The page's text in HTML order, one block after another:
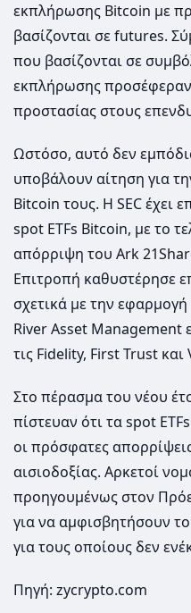
εκπλήρωσης Bitcoin με
βασίζονται σε futures.
που βασίζονται σε
εκπλήρωσης
προστασίας στους
Ωστόσο, αυτό δεν
υποβάλουν αίτηση για
Bitcoin τους. Η SEC έχει
spot ETFs Bitcoin, με το
απόρριψη του Ark
Επιτροπή καθυστέρησε
σχετικά με την
River Asset Management
τις Fidelity, First Trust και
Στο πέρασμα του νέου
πίστευαν ότι τα spot
οι πρόσφατες
αισιοδοξίας. Αρκετοί
προηγουμένως στον
για να αμφισβητήσουν
για τους οποίους δεν
Πηγή: zycrypto.com